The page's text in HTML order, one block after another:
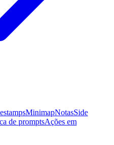
MinimapNotasSide
de promptsAções em